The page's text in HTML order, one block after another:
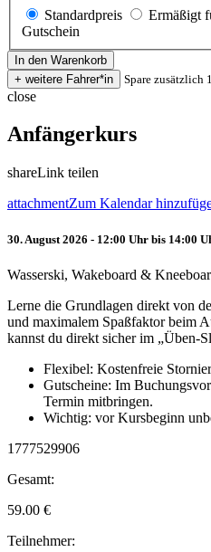
Standardpreis
Ermäßigt
Gutschein
Spare zusätzlich
close
Anfängerkurs
shareLink teilen
attachmentZum Kalendar
30. August 2026 - 12:00 Uhr bis 14:00
Wasserski, Wakeboard &
Lerne die Grundlagen direkt von
und maximalem Spaßfaktor beim
kannst du direkt sicher im „Üben-
Flexibel: Kostenfreie
Gutscheine: Im
Termin mitbringen.
Wichtig: vor Kursbeginn
1777529906
Gesamt:
59.00 €
Teilnehmer: